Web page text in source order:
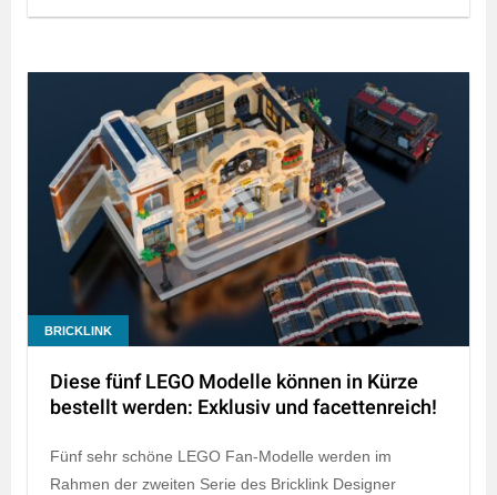
BRICKLINK
Diese fünf LEGO Modelle können in Kürze
bestellt werden: Exklusiv und facettenreich!
Fünf sehr schöne LEGO Fan-Modelle werden im
Rahmen der zweiten Serie des Bricklink Designer